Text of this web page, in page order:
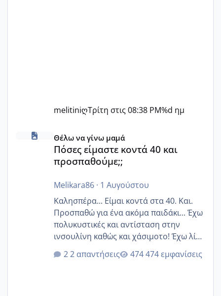
melitiniღΤρίτη στις 08:38 PM%d ημ
Πόσες είμαστε κοντά 40 και προσπαθούμε;;
Θέλω να γίνω μαμά
Πόσες είμαστε κοντά 40 και
προσπαθούμε;;
Melikara86· 1 Αυγούστου
Καλησπέρα... Είμαι κοντά στα 40. Και.
Προσπαθώ για ένα ακόμα παιδάκι... Έχω
πολυκυστικές και αντίσταση στην
ινσουλίνη καθώς και χάσιμοτο! Έχω λίγα
κιλά παραπάνω και όσο κ αν προσπαθώ
δεν χάνω εύκολα! Προσπαθώ για ακόμη
2 απαντήσεις 474 εμφανίσεις